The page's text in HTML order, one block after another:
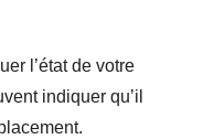
l’état de votre
indiquer qu’il